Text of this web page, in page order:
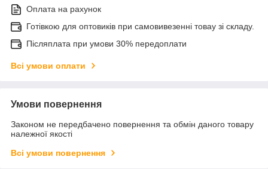
Оплата на рахунок
Готівкою для оптовиків при самовивезенні товау зі складу.
Післяплата при умови 30% передоплати
Всі умови оплати
Умови повернення
Законом не передбачено повернення та обмін даного товару
належної якості
Всі умови повернення